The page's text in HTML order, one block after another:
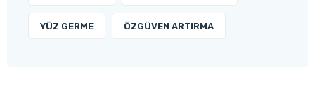
YÜZ GERME ÖZGÜVEN ARTIRMA